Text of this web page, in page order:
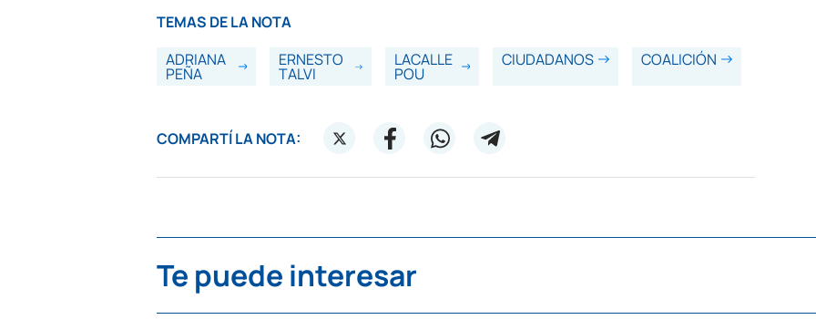
TEMAS DE LA NOTA
ADRIANA
PEÑA
ERNESTO
TALVI
LACALLE
POU
CIUDADANOS COALICIÓN
COMPARTÍ LA NOTA:
Te puede interesar